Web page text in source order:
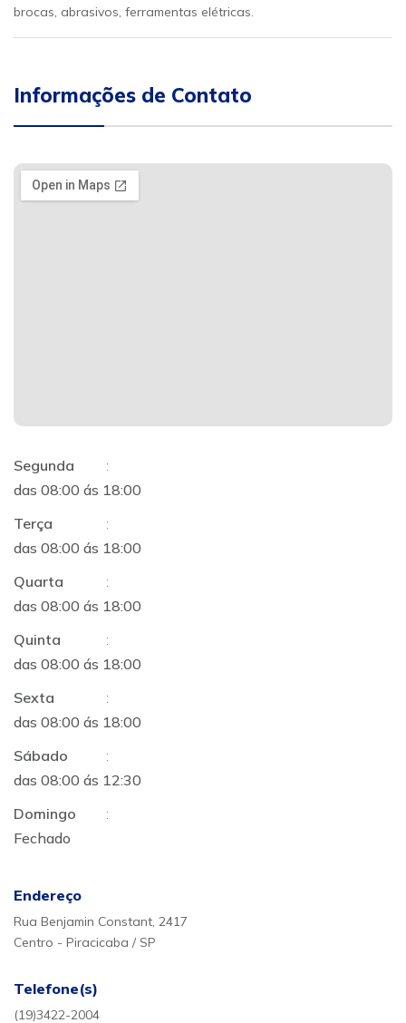
brocas, abrasivos, ferramentas elétricas.
Informações de Contato
Segunda
:
das 08:00 ás 18:00
Terça
:
das 08:00 ás 18:00
Quarta
:
das 08:00 ás 18:00
Quinta
:
das 08:00 ás 18:00
Sexta
:
das 08:00 ás 18:00
Sábado
:
das 08:00 ás 12:30
Domingo
:
Fechado
Endereço
Rua Benjamin Constant, 2417
Centro - Piracicaba / SP
Telefone(s)
(19)3422-2004